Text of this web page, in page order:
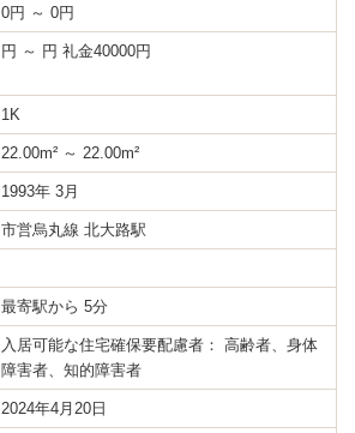
0円 ～ 0円
円 ～ 円 礼金40000円
1K
22.00m² ～ 22.00m²
1993年 3月
市営烏丸線 北大路駅
最寄駅から 5分
入居可能な住宅確保要配慮者： 高齢者、身体
障害者、知的障害者
2024年4月20日